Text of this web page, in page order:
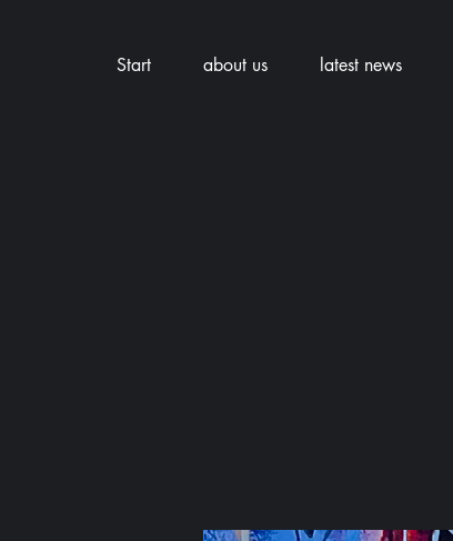
Start about us latest news